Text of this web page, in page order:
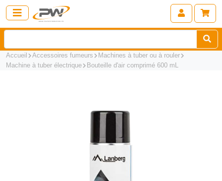
Accueil Accessoires fumeurs
Machines à tuber ou à rouler
Machine à tuber électrique
Bouteille d'air comprimé 600 mL